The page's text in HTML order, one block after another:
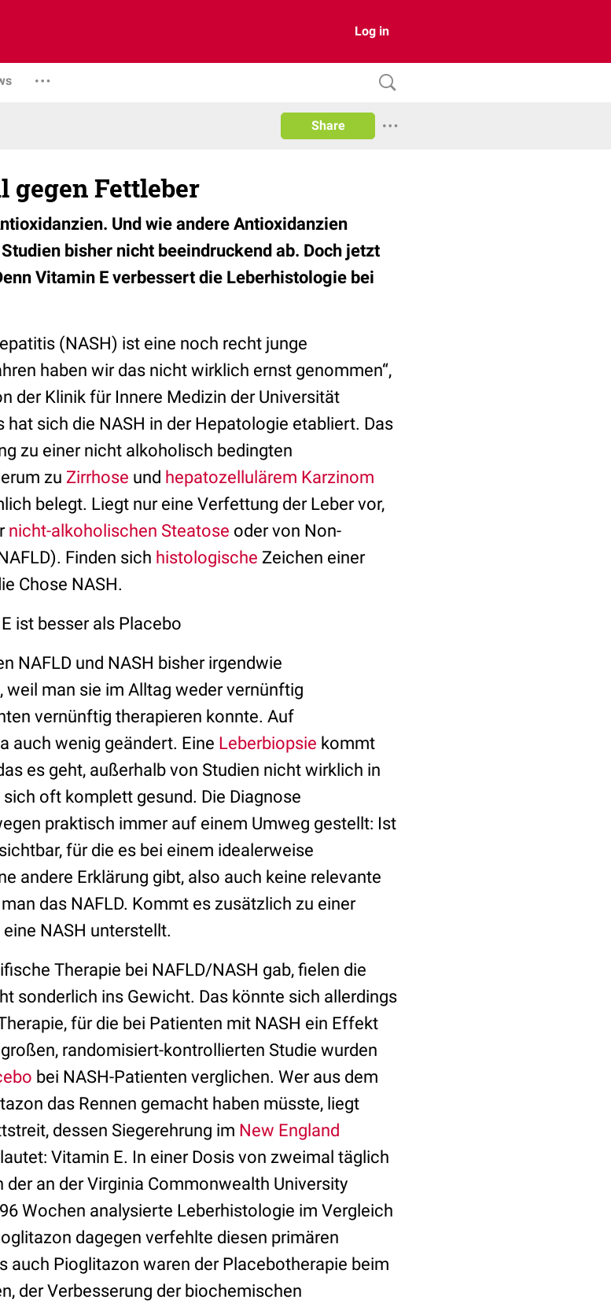
Log in
Share
gegen Fettleber
Und wie andere Antioxidanzien
bisher nicht beeindruckend ab. Doch jetzt
Vitamin E verbessert die Leberhistologie bei
(NASH) ist eine noch recht junge
haben wir das nicht wirklich ernst genommen“,
der Klinik für Innere Medizin der Universität
sich die NASH in der Hepatologie etabliert. Das
zu einer nicht alkoholisch bedingten
zu Zirrhose und hepatozellulärem Karzinom
belegt. Liegt nur eine Verfettung der Leber vor,
nicht-alkoholischen Steatose oder von Non-
Finden sich histologische Zeichen einer
Chose NASH.
ist besser als Placebo
NAFLD und NASH bisher irgendwie
weil man sie im Alltag weder vernünftig
vernünftig therapieren konnte. Auf
auch wenig geändert. Eine Leberbiopsie kommt
es geht, außerhalb von Studien nicht wirklich in
oft komplett gesund. Die Diagnose
praktisch immer auf einem Umweg gestellt: Ist
für die es bei einem idealerweise
andere Erklärung gibt, also auch keine relevante
das NAFLD. Kommt es zusätzlich zu einer
NASH unterstellt.
Therapie bei NAFLD/NASH gab, fielen die
sonderlich ins Gewicht. Das könnte sich allerdings
für die bei Patienten mit NASH ein Effekt
randomisiert-kontrollierten Studie wurden
bei NASH-Patienten verglichen. Wer aus dem
das Rennen gemacht haben müsste, liegt
dessen Siegerehrung im New England
Vitamin E. In einer Dosis von zweimal täglich
der an der Virginia Commonwealth University
Wochen analysierte Leberhistologie im Vergleich
dagegen verfehlte diesen primären
auch Pioglitazon waren der Placebotherapie beim
der Verbesserung der biochemischen